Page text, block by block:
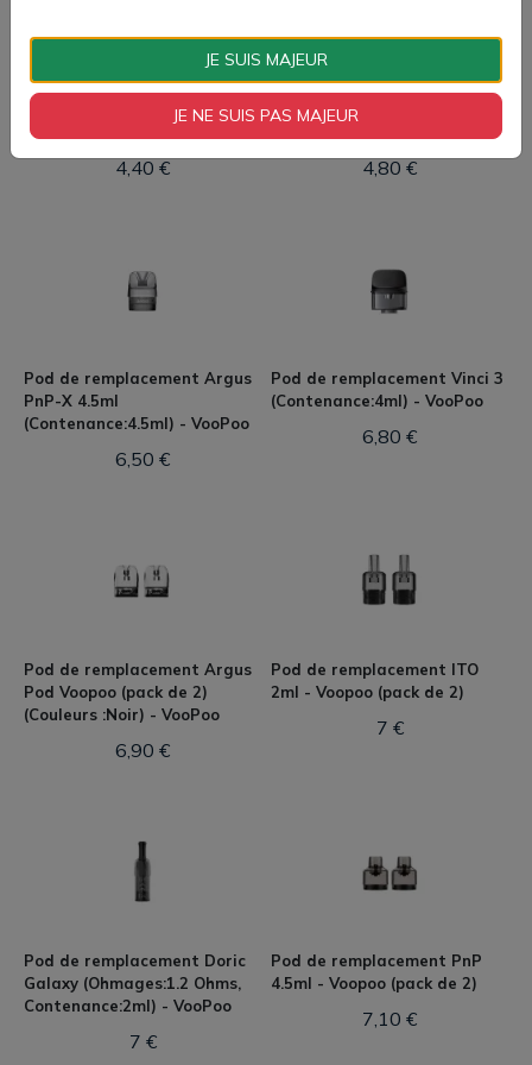
Cartouche vide Vinci 3 4ml (2
pcs) (Black) - Voopoo
4,40 €
Filtre Drip Tip (20pcs) (White)
4,80 €
Pod de remplacement Argus
PnP-X 4.5ml
(Contenance:4.5ml) - VooPoo
6,50 €
Pod de remplacement Vinci 3
(Contenance:4ml) - VooPoo
6,80 €
Pod de remplacement Argus
Pod Voopoo (pack de 2)
(Couleurs :Noir) - VooPoo
6,90 €
Pod de remplacement ITO
2ml - Voopoo (pack de 2)
7 €
Pod de remplacement Doric
Galaxy (Ohmages:1.2 Ohms,
Contenance:2ml) - VooPoo
7 €
Pod de remplacement PnP
4.5ml - Voopoo (pack de 2)
7,10 €
JE SUIS MAJEUR
JE NE SUIS PAS MAJEUR